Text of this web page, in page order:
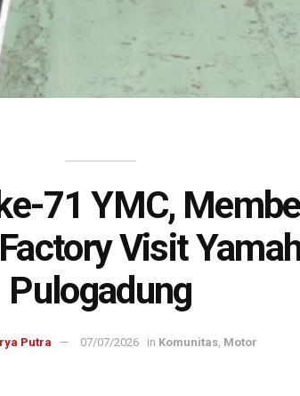
71 YMC,
Visit
Pulogadung
Putra 07/07/2026 in Komunitas Motor